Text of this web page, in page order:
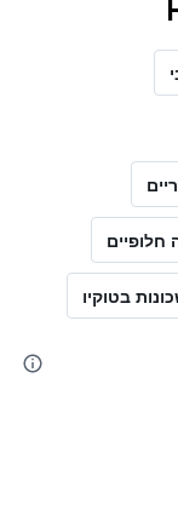
חלופיים
בטוקיו